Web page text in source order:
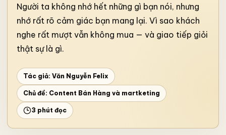
Người ta không nhớ hết những gì bạn nói, nhưng
nhớ rất rõ cảm giác bạn mang lại. Vì sao khách
nghe rất mượt vẫn không mua — và giao tiếp giỏi
thật sự là gì.
Tác giả: Văn Nguyễn Felix
Chủ đề: Content Bán Hàng và martketing
3 phút đọc